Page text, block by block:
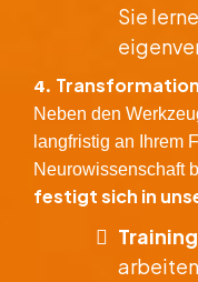
Sie
​4. Transformation
Neben den
langfristig an Ihrem
Neurowissenschaft
festigt sich in